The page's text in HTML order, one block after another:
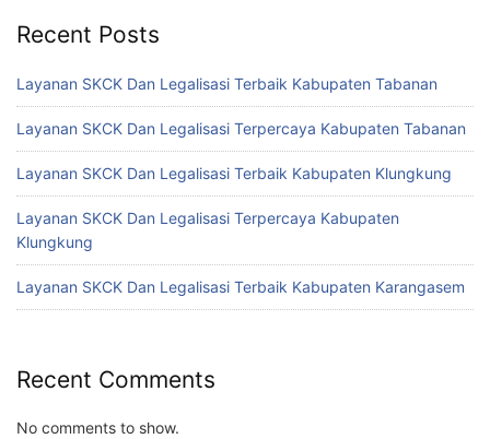
Recent Posts
Layanan SKCK Dan Legalisasi Terbaik Kabupaten Tabanan
Layanan SKCK Dan Legalisasi Terpercaya Kabupaten Tabanan
Layanan SKCK Dan Legalisasi Terbaik Kabupaten Klungkung
Layanan SKCK Dan Legalisasi Terpercaya Kabupaten
Klungkung
Layanan SKCK Dan Legalisasi Terbaik Kabupaten Karangasem
Recent Comments
No comments to show.